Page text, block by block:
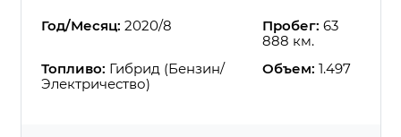
Год/Месяц: 2020/8 Пробег: 63
888 км.
Топливо: Гибрид (Бензин/
Электричество)
Объем: 1.497